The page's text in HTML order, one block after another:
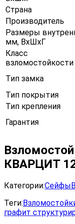
Страна
Производитель
Размеры
мм, ВхШхГ
Класс
взломостойкости
Тип замка
Тип покрытия
Тип крепления
Гарантия
КВАРЦИТ
Категории:Сейфы
Теги:
графит